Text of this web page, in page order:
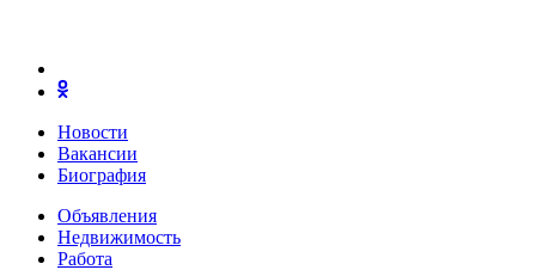
Новости
Вакансии
Биография
Объявления
Недвижимость
Работа